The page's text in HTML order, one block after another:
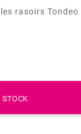
rasoirs
STOCK